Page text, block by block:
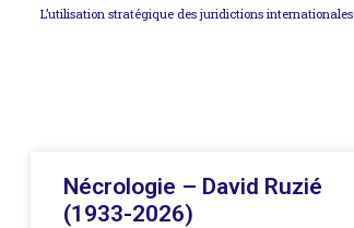
L’utilisation stratégique des juridictions internationales
Nécrologie – David Ruzié
(1933-2026)